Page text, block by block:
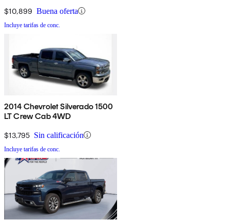
$10,899 Buena oferta
Incluye tarifas de conc.
2014 Chevrolet Silverado 1500
LT Crew Cab 4WD
$13,795 Sin calificación
Incluye tarifas de conc.